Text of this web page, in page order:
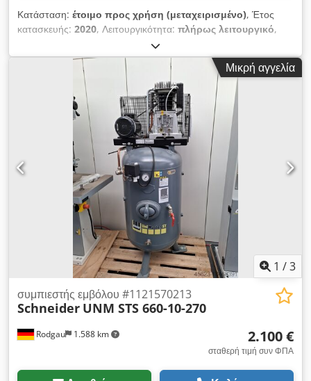
Κατάσταση: έτοιμο προς χρήση (μεταχειρισμένο), Έτος
κατασκευής: 2020, Λειτουργικότητα: πλήρως λειτουργικό,
Δημοπρασία δύο βιδωτών συμπιεστών Kaeser, ενός ψυκτικού
ξηραντήρα Kaeser και ενός δεξαμενής πεπιεσμένου αέρα!
Βιδωτός συμπιεστής Kaeser SK 22 Έτος κατασκευής: 2020
Dcjdpfozktnysx Amnjk Βιδωτός συμπιεστής Kaeser SK 19
Έτος κατασκευής: 1995 Ψυκτικός ξηραντήρας Kaeser TB 26
Έτος κατασκευής: 2016 Δεξαμενή πεπιεσμένου αέρα
Χωρητικότητα: 500 λίτρα Έτος κατασκευής: 1986
Μικρή αγγελία
1 /3
Rodgau 1.588 km
συμπιεστής εμβόλου #1121570213
Schneider UNM STS 660-10-270
2.100 €
σταθερή τιμή συν ΦΠΑ